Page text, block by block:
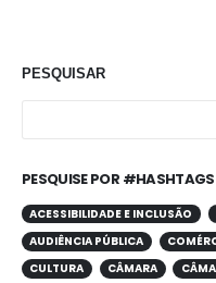
PESQUISAR
PESQUISE POR #HASHTAGS
ACESSIBILIDADE E INCLUSÃO
AUDIÊNCIA PÚBLICA
CULTURA
CÂMARA